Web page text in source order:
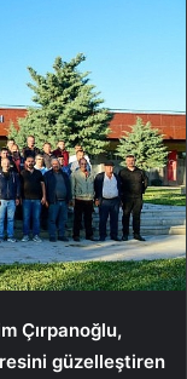
Çırpanoğlu,
güzelleştiren